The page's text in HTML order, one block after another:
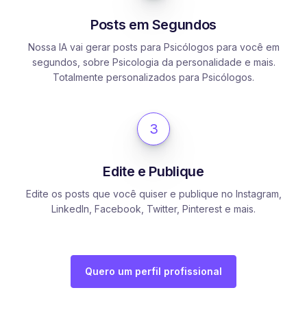
Posts em Segundos
Nossa IA vai gerar posts para Psicólogos para você em
segundos, sobre Psicologia da personalidade e mais.
Totalmente personalizados para Psicólogos.
3
Edite e Publique
Edite os posts que você quiser e publique no Instagram,
LinkedIn, Facebook, Twitter, Pinterest e mais.
Quero um perfil profissional